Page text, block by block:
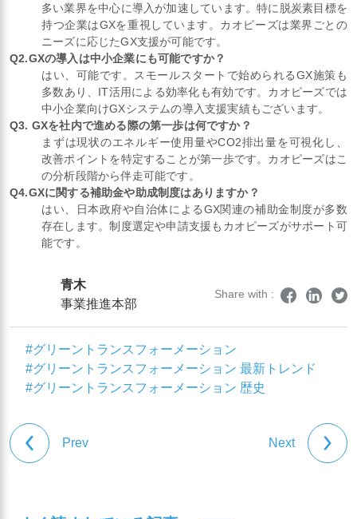
多い業界を中心に導入が加速しています。特に脱炭素目標を
持つ企業はGXを重視しています。カオピーズは業界ごとの
ニーズに応じたGX支援が可能です。
Q2.GXの導入は中小企業にも可能ですか？
はい、可能です。スモールスタートで始められるGX施策も
多数あり、IT活用による効率化も有効です。カオピーズでは
中小企業向けGXシステムの導入支援実績もございます。
Q3. GXを社内で進める際の第一歩は何ですか？
まずは現状のエネルギー使用量やCO2排出量を可視化し、
改善ポイントを特定することが第一歩です。カオピーズはこ
の分析段階から伴走可能です。
Q4.GXに関する補助金や助成制度はありますか？
はい、日本政府や自治体によるGX関連の補助金制度が多数
存在します。制度選定や申請支援もカオピーズがサポート可
能です。
青木
事業推進本部
Share with :
#グリーントランスフォーメーション
#グリーントランスフォーメーション 最新トレンド
#グリーントランスフォーメーション 歴史
Prev Next